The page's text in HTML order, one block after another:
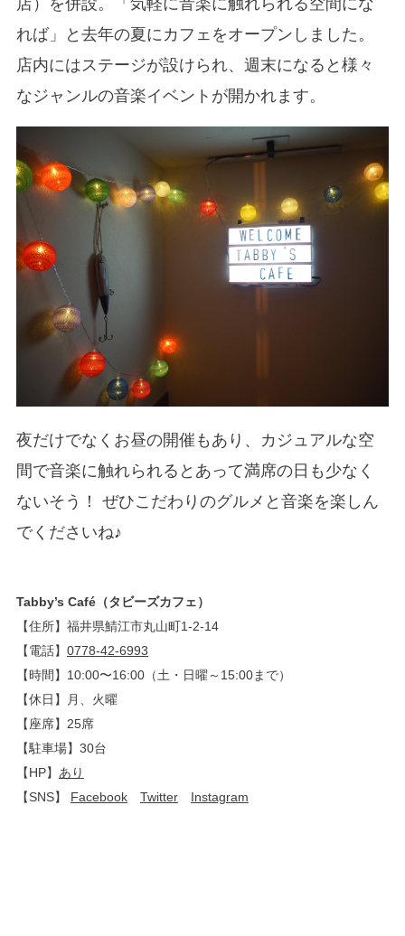
れば」と去年の夏にカフェをオープンしました。
店内にはステージが設けられ、週末になると様々
なジャンルの音楽イベントが開かれます。
夜だけでなくお昼の開催もあり、カジュアルな空
間で音楽に触れられるとあって満席の日も少なく
ないそう！ ぜひこだわりのグルメと音楽を楽しん
でくださいね♪
Tabby’s Café（タビーズカフェ）
【住所】福井県鯖江市丸山町1-2-14
【電話】 0778-42-6993
【時間】10:00〜16:00（土・日曜～15:00まで）
【休日】月、火曜
【座席】25席
【駐車場】30台
【HP】 あり
【SNS】 Facebook Twitter Instagram